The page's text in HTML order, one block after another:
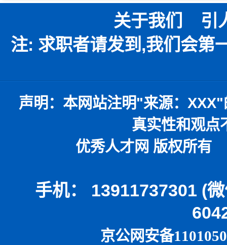
关于我们 引
注: 求职者请发到,我们会第
声明：本网站注明"来源： XXX"
真实性和观点
优秀人才网 版权所有 本网
手机： 13911737301 (
京公网安备